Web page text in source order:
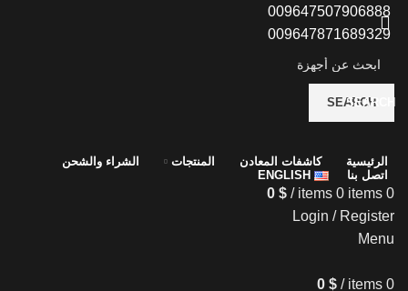
009647507906888
009647871689329
SEARCH
الرئيسية كاشفات المعادن المنتجات
الشراء والشحن
اتصل بنا
ENGLISH
0
items 0 items
/
0 $
Login / Register
Menu
0
items
/
0 $
SEARCH